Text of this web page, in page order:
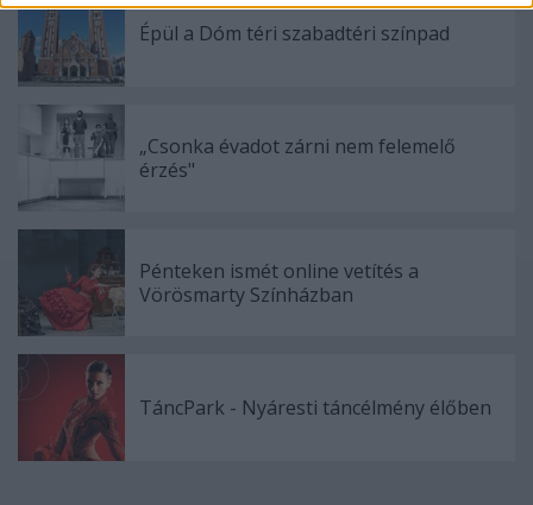
functionality and fraud prevention, and other
user protection.Épül a Dóm téri szabadtéri színpad
„Csonka évadot zárni nem felemelő
érzés"
Pénteken ismét online vetítés a
Vörösmarty Színházban
TáncPark - Nyáresti táncélmény élőben